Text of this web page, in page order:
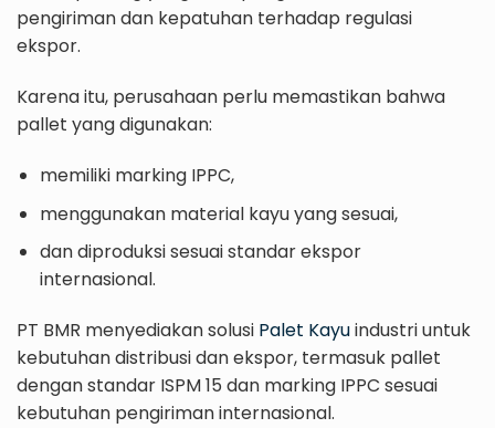
pengiriman dan kepatuhan terhadap regulasi
ekspor.
Karena itu, perusahaan perlu memastikan bahwa
pallet yang digunakan:
memiliki marking IPPC,
menggunakan material kayu yang sesuai,
dan diproduksi sesuai standar ekspor
internasional.
PT BMR menyediakan solusi Palet Kayuindustri untuk
kebutuhan distribusi dan ekspor, termasuk pallet
dengan standar ISPM 15 dan marking IPPC sesuai
kebutuhan pengiriman internasional.